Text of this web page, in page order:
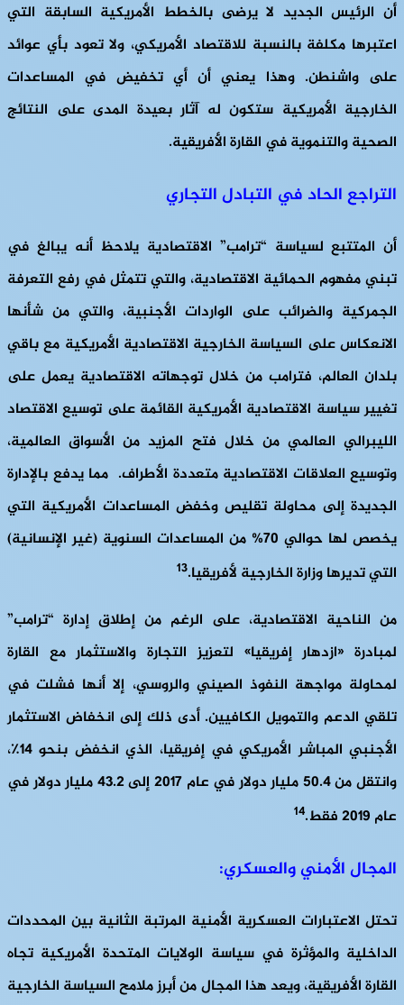
أن الرئيس الجديد لا يرضى بالخطط الأمريكية السابقة التي
اعتبرها مكلفة بالنسبة للاقتصاد الأمريكي، ولا تعود بأي عوائد
على واشنطن. وهذا يعني أن أي تخفيض في المساعدات
الخارجية الأمريكية ستكون له آثار بعيدة المدى على النتائج
الصحية والتنموية في القارة الأفريقية.
التراجع الحاد في التبادل التجاري
أن المتتبع لسياسة “ترامب” الاقتصادية يلاحظ أنه يبالغ في
تبني مفهوم الحمائية الاقتصادية، والتي تتمثل في رفع التعرفة
الجمركية والضرائب على الواردات الأجنبية، والتي من شأنها
الانعكاس على السياسة الخارجية الاقتصادية الأمريكية مع باقي
بلدان العالم، فترامب من خلال توجهاته الاقتصادية يعمل على
تغيير سياسة الاقتصادية الأمريكية القائمة على توسيع الاقتصاد
الليبرالي العالمي من خلال فتح المزيد من الأسواق العالمية،
وتوسيع العلاقات الاقتصادية متعددة الأطراف. مما يدفع بالإدارة
الجديدة إلى محاولة تقليص وخفض المساعدات الأمريكية التي
يخصص لها حوالي 70% من المساعدات السنوية (غير الإنسانية)
التي تديرها وزارة الخارجية لأفريقيا.13
من الناحية الاقتصادية، على الرغم من إطلاق إدارة “ترامب”
لمبادرة «ازدهار إفريقيا» لتعزيز التجارة والاستثمار مع القارة
لمحاولة مواجهة النفوذ الصيني والروسي، إلا أنها فشلت في
تلقي الدعم والتمويل الكافيين. أدى ذلك إلى انخفاض الاستثمار
الأجنبي المباشر الأمريكي في إفريقيا، الذي انخفض بنحو 14٪،
وانتقل من 50.4 مليار دولار في عام 2017 إلى 43.2 مليار دولار في
عام 2019 فقط.
14
المجال الأمني والعسكري:
تحتل الاعتبارات العسكرية الأمنية المرتبة الثانية بين المحددات
الداخلية والمؤثرة في سياسة الولايات المتحدة الأمريكية تجاه
القارة الأفريقية، ويعد هذا المجال من أبرز ملامح السياسة الخارجية